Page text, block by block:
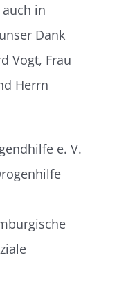
in
Dank
Vogt, Frau
Herrn
e. V.